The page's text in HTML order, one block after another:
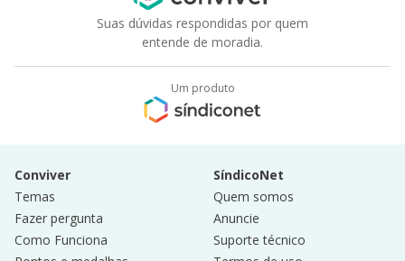
Suas dúvidas respondidas por quem
entende de moradia.
Um produto
Conviver
Temas
Fazer pergunta
Como Funciona
SíndicoNet
Quem somos
Anuncie
Suporte técnico